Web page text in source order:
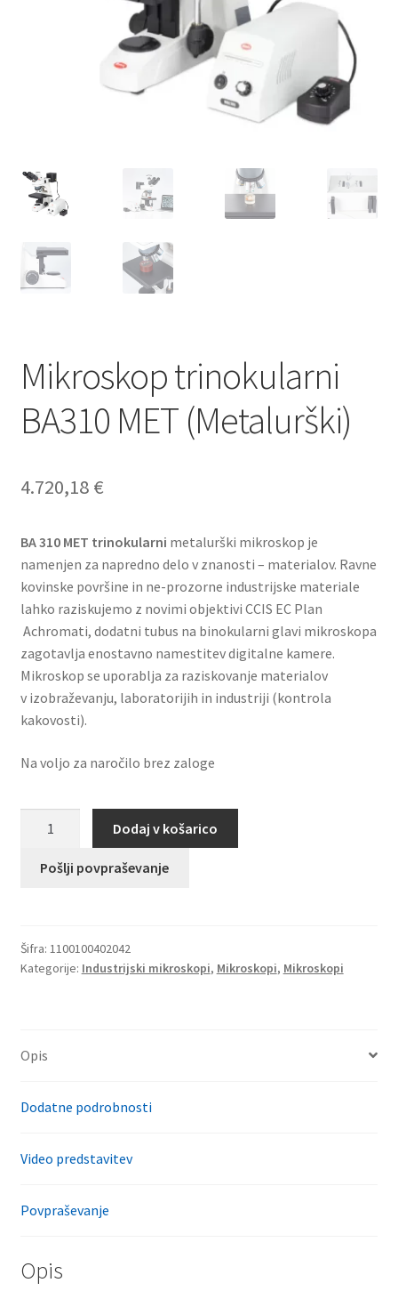
Mikroskop trinokularni
BA310 MET (Metalurški)
4.720,18 €
BA 310 MET trinokularni metalurški mikroskop je
namenjen za napredno delo v znanosti – materialov. Ravne
kovinske površine in ne-prozorne industrijske materiale
lahko raziskujemo z novimi objektivi CCIS EC Plan
Achromati, dodatni tubus na binokularni glavi mikroskopa
zagotavlja enostavno namestitev digitalne kamere.
Mikroskop se uporablja za raziskovanje materialov
v izobraževanju, laboratorijih in industriji (kontrola
kakovosti).
Na voljo za naročilo brez zaloge
BA310
Dodaj v košarico
Pošlji povpraševanje
Šifra: 1100100402042
Kategorije: Industrijski mikroskopi, Mikroskopi, Mikroskopi
Opis
Dodatne podrobnosti
Video predstavitev
Povpraševanje
Opis